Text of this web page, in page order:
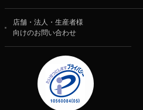
店舗・法人・生産者様
向けのお問い合わせ